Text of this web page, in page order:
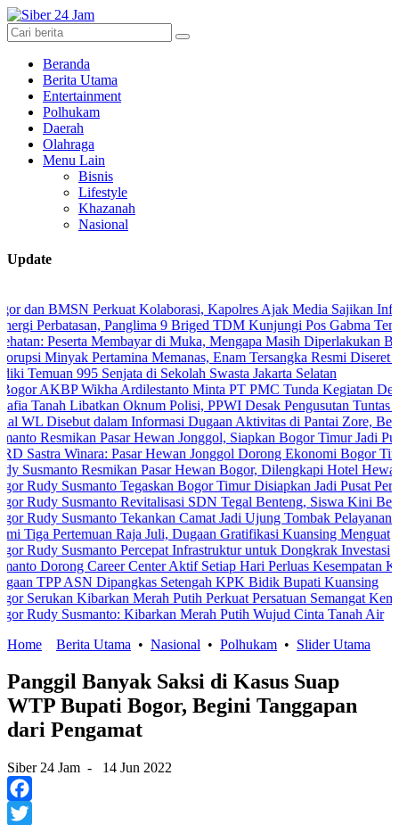
Beranda
Berita Utama
Entertainment
Polhukam
Daerah
Olahraga
Menu Lain
Bisnis
Lifestyle
Khazanah
Nasional
Update
Perkuat Kolaborasi, Kapolres Ajak Media Sajikan Informasi
Panglima 9 Briged TDM Kunjungi Pos Gabma Temajuk dan
Membayar di Muka, Mengapa Masih Diperlakukan Berbeda?
Pertamina Memanas, Enam Tersangka Resmi Diseret ke Meja
995 Senjata di Sekolah Swasta Jakarta Selatan
Wikha Ardilestanto Minta PT PMC Tunda Kegiatan Demi Cegah
Oknum Polisi, PPWI Desak Pengusutan Tuntas Kasus
dalam Informasi Dugaan Aktivitas di Pantai Zore, Bea Cukai
Pasar Hewan Jonggol, Siapkan Bogor Timur Jadi Pusat
Pasar Hewan Jonggol Dorong Ekonomi Bogor Timur
Resmikan Pasar Hewan Bogor, Dilengkapi Hotel Hewan dan
Tegaskan Bogor Timur Disiapkan Jadi Pusat Pertumbuhan
Revitalisasi SDN Tegal Benteng, Siswa Kini Belajar Lebih
Tekankan Camat Jadi Ujung Tombak Pelayanan Masyarakat
Raja Juli, Dugaan Gratifikasi Kuansing Menguat
Percepat Infrastruktur untuk Dongkrak Investasi
Career Center Aktif Setiap Hari Perluas Kesempatan Kerja
Dipangkas Setengah KPK Bidik Bupati Kuansing
Kibarkan Merah Putih Perkuat Persatuan Semangat Kemerdekaan
Kibarkan Merah Putih Wujud Cinta Tanah Air
Home
Berita Utama • Nasional • Polhukam • Slider Utama
Panggil Banyak Saksi di Kasus Suap
WTP Bupati Bogor, Begini Tanggapan
dari Pengamat
Siber 24 Jam - 14 Jun 2022
Facebook